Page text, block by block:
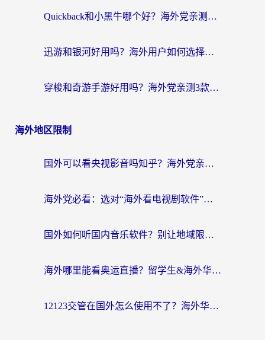
Quickback和小黑牛哪个好？海外党亲测指南，选对回国加速器秒回国内
迅游和银河好用吗？海外用户如何选择回国加速器实现无缝访问国内资源
穿梭和奇游手游好用吗？海外党亲测3款回国加速器，附蜜蜂加速器七天试用攻略
海外地区限制
国外可以看央视影音吗知乎？海外党亲测有效的回国加速方案
海外党必看：选对“海外看电视剧软件”，再也不用愁国内剧刷不了
国外如何听国内音乐软件？别让地域限制，断了你的中文歌单
海外哪里能看奥运直播？留学生&海外华人必看的体育赛事观赛终极指南
12123交管在国外怎么使用不了？海外华人必看的无缝访问国内资源指南